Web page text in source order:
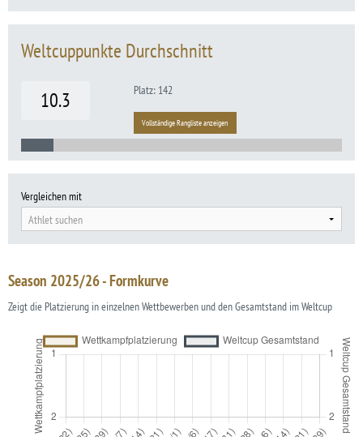
Weltcuppunkte Durchschnitt
10.3
Platz: 142
Vollständige Rangliste anzeigen
Vergleichen mit
Athlet suchen
Season 2025/26 - Formkurve
Zeigt die Platzierung in einzelnen Wettbewerben und den Gesamtstand im Weltcup